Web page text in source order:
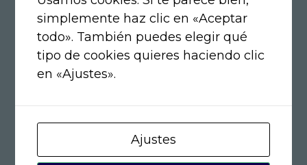
Gestionamos las Redes Sociales adecuadas al
establecimiento y sus necesidades reales.
simplemente haz clic en «Aceptar
todo». También puedes elegir qué
tipo de cookies quieres haciendo clic
en «Ajustes».
Ajustes